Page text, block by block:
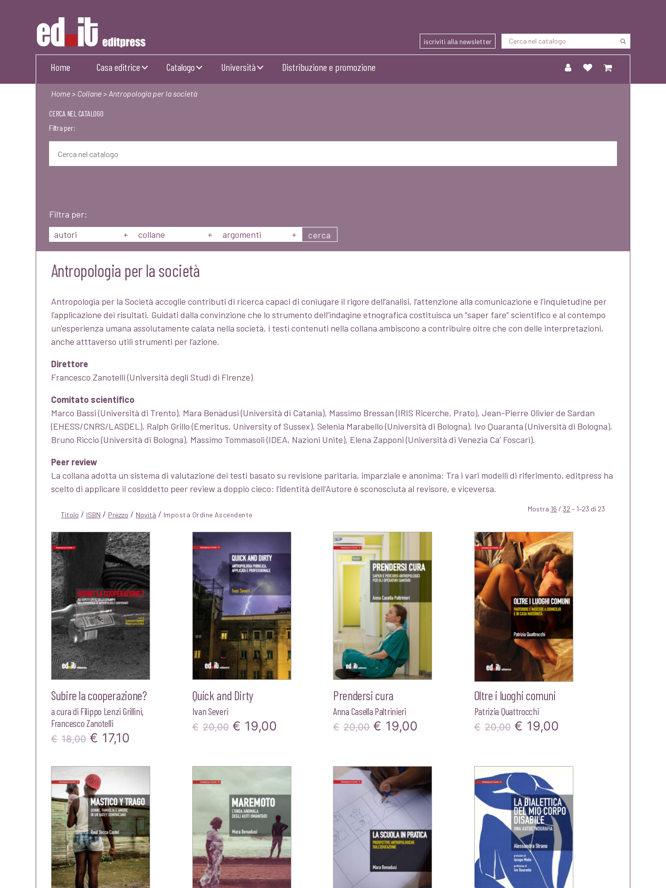
Editpress
iscriviti alla newsletter
Home Casa editrice Catalogo Università Distribuzione e promozione
Home> Collane> Antropologia per la società
CERCA NEL CATALOGO
Filtra per:
Filtra per:
autori
+ collane + argomenti + cerca
Antropologia per la società
Antropologia per la Società accoglie contributi di ricerca capaci di coniugare il rigore dell’analisi, l’attenzione alla comunicazione e l’inquietudine per
l’applicazione dei risultati. Guidati dalla convinzione che lo strumento dell’indagine etnografica costituisca un “saper fare” scientifico e al contempo
un’esperienza umana assolutamente calata nella società, i testi contenuti nella collana ambiscono a contribuire oltre che con delle interpretazioni,
anche atttaverso utili strumenti per l’azione.
Direttore
Francesco Zanotelli (Università degli Studi di Firenze)
Comitato scientifico
Marco Bassi (Università di Trento), Mara Benadusi (Università di Catania), Massimo Bressan (IRIS Ricerche, Prato), Jean-Pierre Olivier de Sardan
(EHESS/CNRS/LASDEL), Ralph Grillo (Emeritus, University of Sussex), Selenia Marabello (Università di Bologna), Ivo Quaranta (Università di Bologna),
Bruno Riccio (Università di Bologna), Massimo Tommasoli (IDEA, Nazioni Unite), Elena Zapponi (Università di Venezia Ca’ Foscari).
Peer review
La collana adotta un sistema di valutazione dei testi basato su revisione paritaria, imparziale e anonima: Tra i vari modelli di riferimento, editpress ha
scelto di applicare il cosiddetto peer review a doppio cieco: l’identità dell’Autore è sconosciuta al revisore, e viceversa.
Titolo / ISBN / Prezzo / Novità / Mostra 16 / 32 – 1–23 di 23
Subire la cooperazione?
a cura di Filippo Lenzi Grillini,
Francesco Zanotelli
€ 18,00 Il
originale
era:
€18,00.
€ 17,10
è:
€17,10.
Quick and Dirty
Ivan Severi
€ 20,00 Il
originale
€20,00.
€ 19,00
attuale
€19,00.
Prendersi cura
Anna Casella Paltrinieri
€ 20,00 Il
originale
era:
€20,00.
€ 19,00
attuale
è:
€19,00.
Oltre i luoghi comuni
Patrizia Quattrocchi
€ 20,00 Il
originale
era:
€20,00.
€ 19,00
attuale
€19,00.